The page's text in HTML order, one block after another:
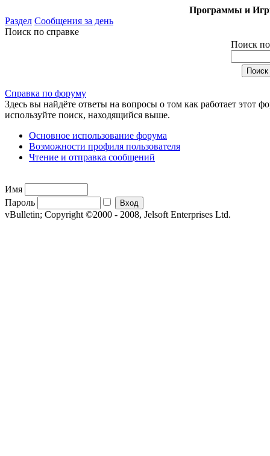
Программы и
Раздел Сообщения за день
Поиск по справке
Поиск
Справка по форуму
Здесь вы найдёте ответы на вопросы о том как работает
используйте поиск, находящийся выше.
Основное использование форума
Возможности профиля пользователя
Чтение и отправка сообщений
Имя
Пароль
vBulletin; Copyright ©2000 - 2008, Jelsoft Enterprises Ltd.